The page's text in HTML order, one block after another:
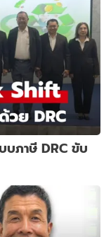
บภาษี DRC ขับ